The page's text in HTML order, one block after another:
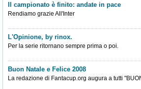
Il campionato è finito: andate in pace
Rendiamo grazie All'Inter
L'Opinione, by rinox.
Per la serie ritornano sempre prima o poi.
Buon Natale e Felice 2008
La redazione di Fantacup.org augura a tutti